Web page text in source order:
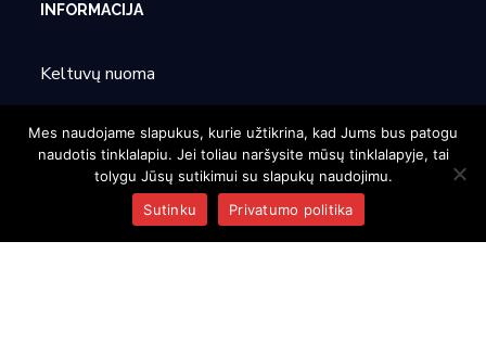
INFORMACIJA
Keltuvų nuoma
Partneriai
Parodos
Mes naudojame slapukus, kurie užtikrina, kad Jums bus patogu
naudotis tinklalapiu. Jei toliau naršysite mūsų tinklalapyje, tai
tolygu Jūsų sutikimui su slapukų naudojimu.
Sutinku
Privatumo politika